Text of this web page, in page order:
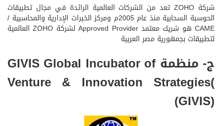
شركة ZOHO تعد من الشركات العالمية الرائدة في مجال تطبيقات
الحوسبة السحابية منذ عام 2005م ومركز الخبرات الإدارية والمحاسبية /
CAME هو شريك معتمد Approved Provider لشركة ZOHO العالمية
لتطبيقات بجمهورية مصر العربية
ج- منظمة GIVIS Global Incubator of
Venture & Innovation Strategies(
(GIVIS)